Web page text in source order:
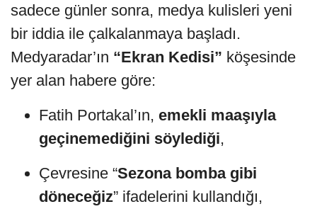
sadece günler sonra, medya kulisleri yeni
bir iddia ile çalkalanmaya başladı.
Medyaradar’ın “Ekran Kedisi” köşesinde
yer alan habere göre:
Fatih Portakal’ın, emekli maaşıyla
geçinemediğini söylediği,
Çevresine “Sezona bomba gibi
döneceğiz” ifadelerini kullandığı,